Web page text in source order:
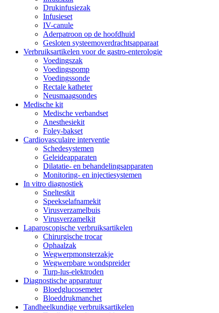
Drukinfusiezak
Infusieset
IV-canule
Aderpatroon op de hoofdhuid
Gesloten systeemoverdrachtsapparaat
Verbruiksartikelen voor de gastro-enterologie
Voedingszak
Voedingspomp
Voedingssonde
Rectale katheter
Neusmaagsondes
Medische kit
Medische verbandset
Anesthesiekit
Foley-bakset
Cardiovasculaire interventie
Schedesystemen
Geleideapparaten
Dilatatie- en behandelingsapparaten
Monitoring- en injectiesystemen
In vitro diagnostiek
Sneltestkit
Speekselafnamekit
Virusverzamelbuis
Virusverzamelkit
Laparoscopische verbruiksartikelen
Chirurgische trocar
Ophaalzak
Wegwerpmonsterzakje
Wegwerpbare wondspreider
Turp-lus-elektroden
Diagnostische apparatuur
Bloedglucosemeter
Bloeddrukmanchet
Tandheelkundige verbruiksartikelen